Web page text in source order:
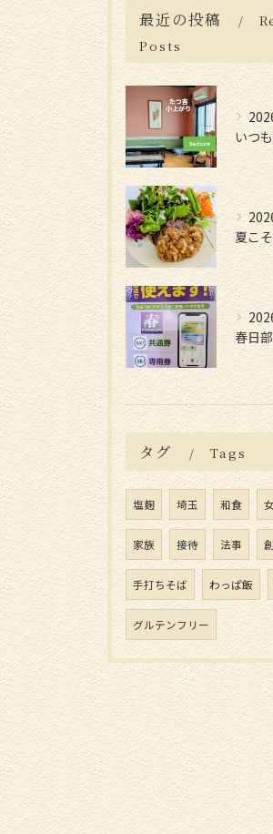
最近の投稿
Posts
夏こ
タグ Tags
塩麹 埼玉 和食
家族 接待 法事
手打ちそば わっぱ飯
グルテンフリー